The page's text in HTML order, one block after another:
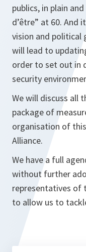
publics, in plain
d’être” at 60. And
vision and political
will lead to
order to set out in
security
We will discuss all
package of
organisation of
Alliance.
We have a full
without further
representatives of
to allow us to